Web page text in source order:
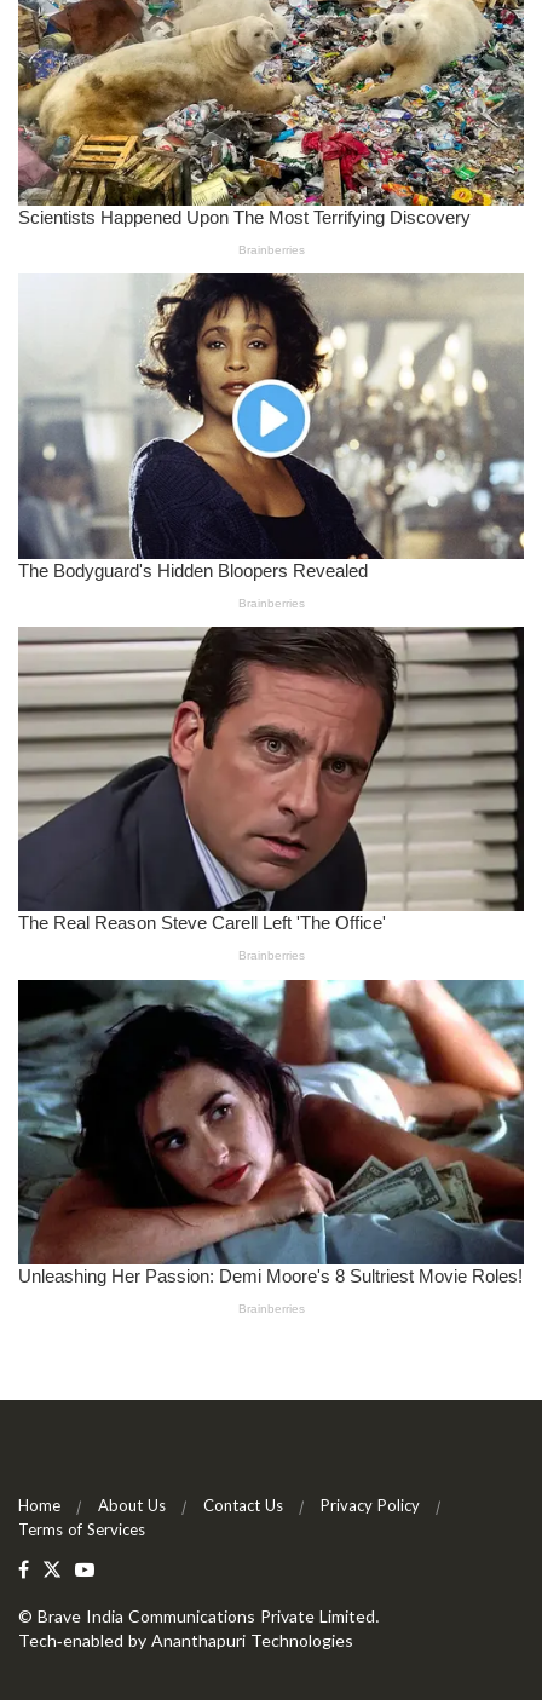
Home About Us Contact Us
Privacy Policy
Terms of Services
© Brave India Communications Private Limited.
Tech-enabled by Ananthapuri Technologies